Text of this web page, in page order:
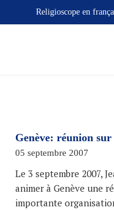
Religioscope en
Genève: réunion
05 septembre 2007
Le 3 septembre 2007,
animer à Genève une
importante